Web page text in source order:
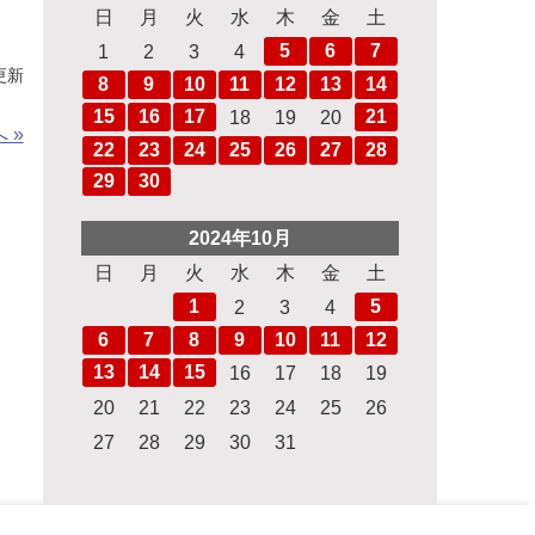
ローイング
体操
セーリング
新
»
日
月 火 水 木 金
土
1
2 3 4 5 6
7
8
9 10 11 12 13
14
15
16 17 18 19 20
21
22
23 24 25 26 27
28
29
30
2024年10月
日
月 火 水 木 金
土
1
2 3 4
5
6
7 8 9 10 11
12
13
14 15 16 17 18
19
20
21 22 23 24 25
26
27
28 29 30 31